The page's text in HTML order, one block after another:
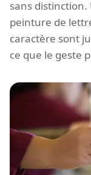
sans
peinture de
caractère sont
ce que le geste